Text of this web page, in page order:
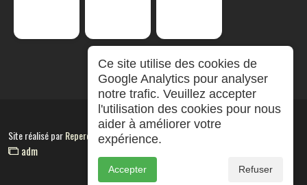
Site réalisé parRepereCom
adm
Ce site utilise des cookies de
Google Analytics pour analyser
notre trafic. Veuillez accepter
l'utilisation des cookies pour nous
aider à améliorer votre
expérience.
Accepter Refuser